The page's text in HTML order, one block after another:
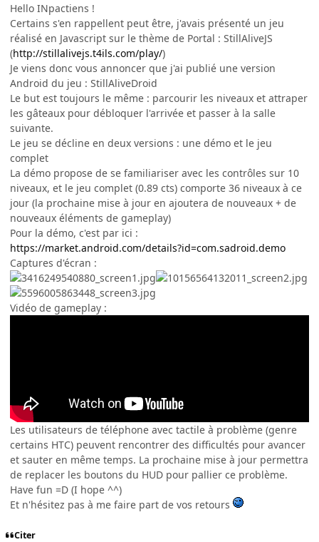
Hello INpactiens !
Certains s'en rappellent peut être, j'avais présenté un jeu
réalisé en Javascript sur le thème de Portal : StillAliveJS
(http://stillalivejs.t4ils.com/play/)
Je viens donc vous annoncer que j'ai publié une version
Android du jeu : StillAliveDroid
Le but est toujours le même : parcourir les niveaux et attraper
les gâteaux pour débloquer l'arrivée et passer à la salle
suivante.
Le jeu se décline en deux versions : une démo et le jeu
complet
La démo propose de se familiariser avec les contrôles sur 10
niveaux, et le jeu complet (0.89 cts) comporte 36 niveaux à ce
jour (la prochaine mise à jour en ajoutera de nouveaux + de
nouveaux éléments de gameplay)
Pour la démo, c'est par ici :
https://market.android.com/details?id=com.sadroid.demo
Captures d'écran :
Vidéo de gameplay :
Les utilisateurs de téléphone avec tactile à problème (genre
certains HTC) peuvent rencontrer des difficultés pour avancer
et sauter en même temps. La prochaine mise à jour permettra
de replacer les boutons du HUD pour pallier ce problème.
Have fun =D (I hope ^^)
Et n'hésitez pas à me faire part de vos retours
Citer